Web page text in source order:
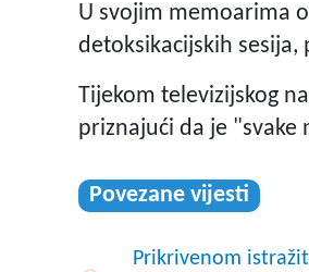
U svojim memoarima
detoksikacijskih
Tijekom televizijskog
priznajući da je
Povezane vijesti
Prikrivenom